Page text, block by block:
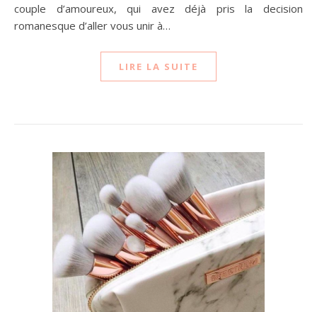
couple d’amoureux, qui avez déjà pris la decision
romanesque d’aller vous unir à…
LIRE LA SUITE